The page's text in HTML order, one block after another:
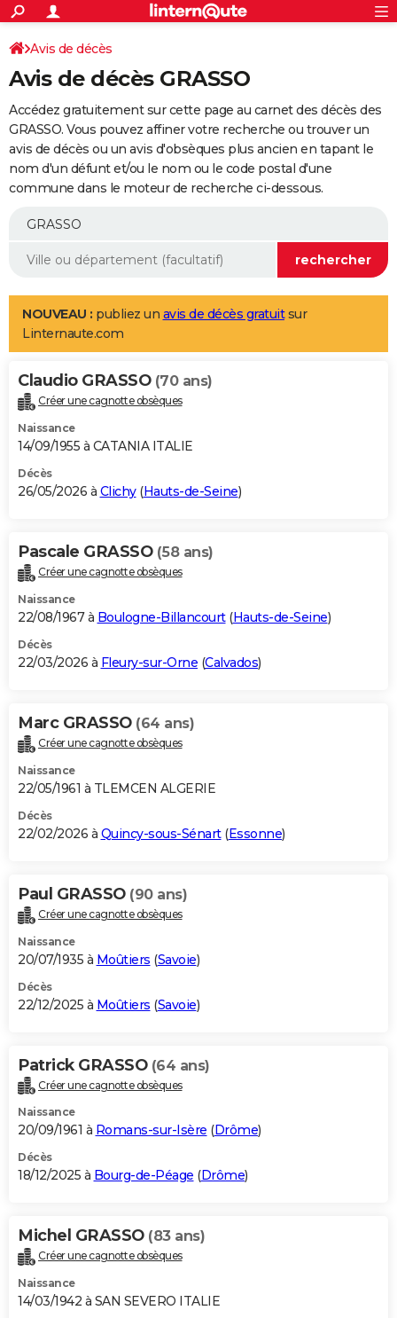
ACTUALITÉS
Politique
Société
Faits Divers
Education
Monde
Villes
+
SPORT
Coupe du monde 2026
Football
Tennis
Cyclisme
Rugby
Forum
Programme TV
TNT
Streaming
Cinéma
Sorties cinéma
Musique
+
FINANCE
Retraite
Epargne
Immobilier
Risques naturels par ville
Banque
Assurance
AUTO
Essais
Réserver un essai
Citadines
Berlines
SUV
Forum auto
+
Mobiles
Meilleur smartphone
Internet
Ordinateurs
Jeux vidéo
Guide high-tech
Aménagement intérieur
LIFESTYLE
Art de vivre
Bien-être
Loisirs
Mode
Modes de vie
Alimentation
Guide de la santé
Maladies
Médicaments
Sommeil
VOYAGE
Destinations
City break
Voyage nature
Voyage de noces
Forum
Climat
+PHOTO
GUIDES D'ACHAT
BONS PLANS
Carte de Noël
Carte Bonne année
Carte Saint-Valentin
Carte Pâques
Carte d'anniversaire
DICTIONNAIRE
Dictionnaire
Biographies
Citations
Expressions
Proverbes
PROGRAMME TV
S'inscrire
Se connecter
Lycées
Collèges
Primaires
Universités
Entreprises
Service militaire
Avis de recherche
AVIS DE DÉCÈS
Bricolage
Lifestyle
Culture
Sport
Auto
Television
Voyage
Cinema
Avis de décès
Avis de décès GRASSO
Accédez gratuitement sur cette page au carnet des décès des
GRASSO. Vous pouvez affiner votre recherche ou trouver un
avis de décès ou un avis d'obsèques plus ancien en tapant le
nom d'un défunt et/ou le nom ou le code postal d'une
commune dans le moteur de recherche ci-dessous.
NOUVEAU : publiez un avis de décès gratuitsur
Linternaute.com
Claudio GRASSO (70 ans)
Créer une cagnotte obsèques
Naissance
14/09/1955 à CATANIA ITALIE
Décès
26/05/2026 à Clichy(Hauts-de-Seine)
Pascale GRASSO (58 ans)
Créer une cagnotte obsèques
Naissance
22/08/1967 à Boulogne-Billancourt(Hauts-de-Seine)
Décès
22/03/2026 à Fleury-sur-Orne (Calvados)
Marc GRASSO (64 ans)
Créer une cagnotte obsèques
Naissance
22/05/1961 à TLEMCEN ALGERIE
Décès
22/02/2026 à Quincy-sous-Sénart(Essonne)
Paul GRASSO (90 ans)
Créer une cagnotte obsèques
Naissance
20/07/1935 à Moûtiers (Savoie)
Décès
22/12/2025 à Moûtiers (Savoie)
Patrick GRASSO (64 ans)
Créer une cagnotte obsèques
Naissance
20/09/1961 à Romans-sur-Isère (Drôme)
Décès
18/12/2025 à Bourg-de-Péage (Drôme)
Michel GRASSO (83 ans)
Créer une cagnotte obsèques
Naissance
14/03/1942 à SAN SEVERO ITALIE